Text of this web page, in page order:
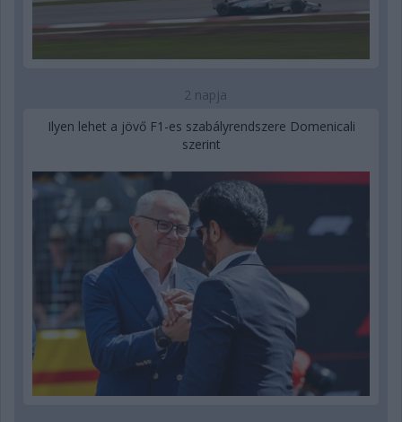
2 napja
Ilyen lehet a jövő F1-es szabályrendszere Domenicali
szerint